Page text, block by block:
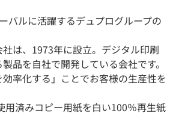
バルに活躍するデュプログループの
は、1973年に設立。デジタル印刷
品を自社で開発している会社です。
効率化する」ことでお客様の生産性を
用済みコピー用紙を白い100％再生紙